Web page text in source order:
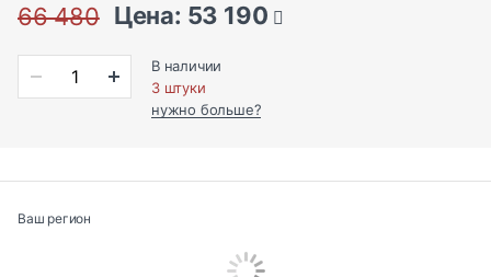
66 480 Цена: 53 190
В наличии
3 штуки
нужно больше?
Ваш регион